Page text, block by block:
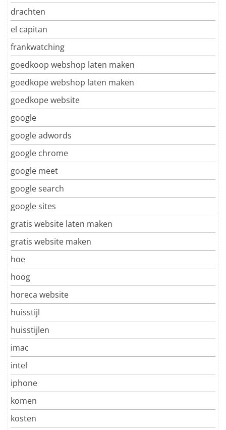
drachten
el capitan
frankwatching
goedkoop webshop laten maken
goedkope webshop laten maken
goedkope website
google
google adwords
google chrome
google meet
google search
google sites
gratis website laten maken
gratis website maken
hoe
hoog
horeca website
huisstijl
huisstijlen
imac
intel
iphone
komen
kosten